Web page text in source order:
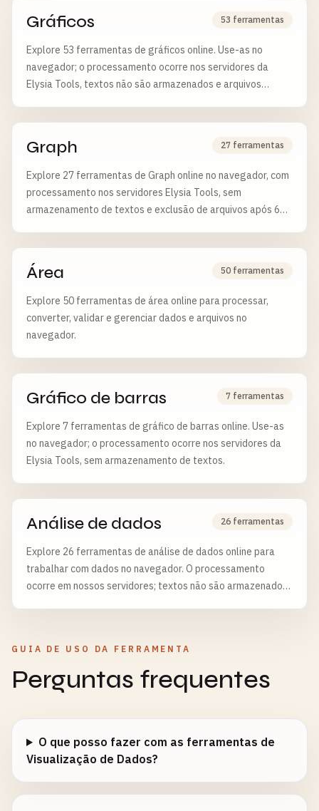
Gráficos 53 ferramentas
Explore 53 ferramentas de gráficos online. Use-as no
navegador; o processamento ocorre nos servidores da
Elysia Tools, textos não são armazenados e arquivos
Graph 27 ferramentas
Explore 27 ferramentas de Graph online no navegador, com
processamento nos servidores Elysia Tools, sem
armazenamento de textos e exclusão de arquivos após 6
Área 50 ferramentas
Explore 50 ferramentas de área online para processar,
converter, validar e gerenciar dados e arquivos no
navegador.
Gráfico de barras 7 ferramentas
Explore 7 ferramentas de gráfico de barras online. Use-as
no navegador; o processamento ocorre nos servidores da
Elysia Tools, sem armazenamento de textos.
Análise de dados 26 ferramentas
Explore 26 ferramentas de análise de dados online para
trabalhar com dados no navegador. O processamento
ocorre em nossos servidores; textos não são armazenados
GUIA DE USO DA FERRAMENTA
Perguntas frequentes
O que posso fazer com as ferramentas de
Visualização de Dados?